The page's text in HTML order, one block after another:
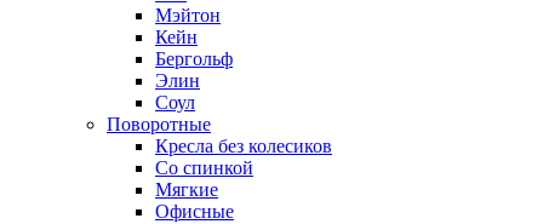
Мэйтон
Кейн
Бергольф
Элин
Соул
Поворотные
Кресла без колесиков
Со спинкой
Мягкие
Офисные